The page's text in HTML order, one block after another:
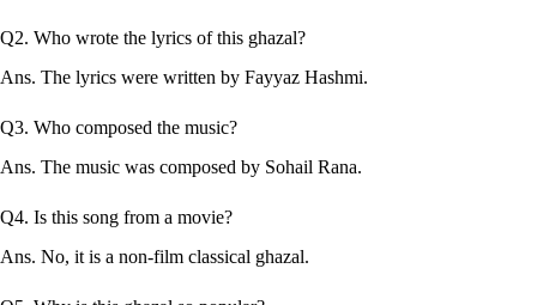
Q2. Who wrote the lyrics of this ghazal?
Ans. The lyrics were written by Fayyaz Hashmi.
Q3. Who composed the music?
Ans. The music was composed by Sohail Rana.
Q4. Is this song from a movie?
Ans. No, it is a non-film classical ghazal.